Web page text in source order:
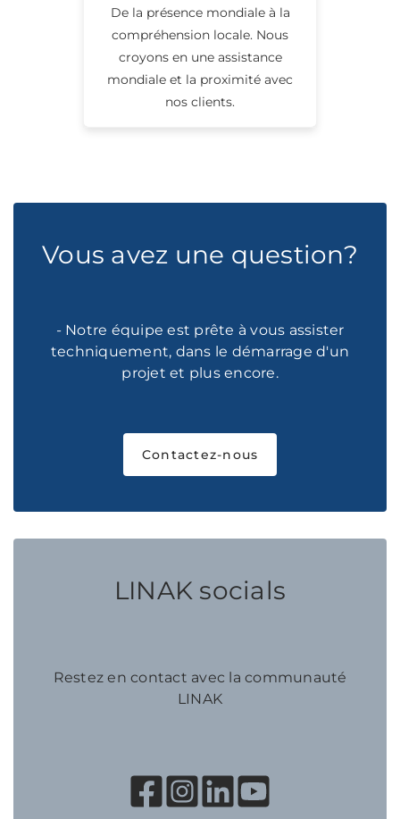
De la présence mondiale à la
compréhension locale. Nous
croyons en une assistance
mondiale et la proximité avec
nos clients.
Vous avez une question?
- Notre équipe est prête à vous assister
techniquement, dans le démarrage d'un
projet et plus encore.
Contactez-nous
LINAK socials
Restez en contact avec la communauté
LINAK